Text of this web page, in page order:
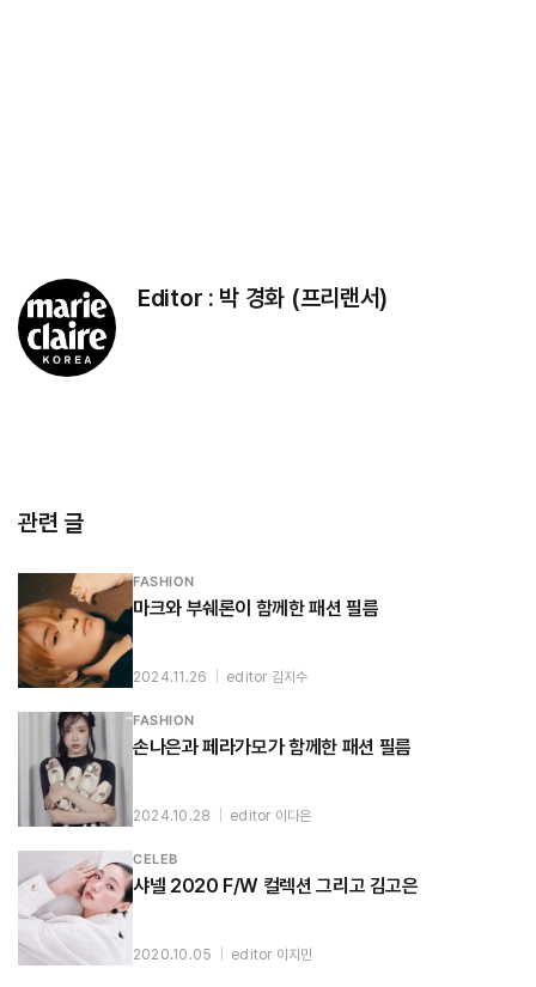
Editor : 박 경화 (프리랜서)
관련 글
FASHION
마크와 부쉐론이 함께한 패션 필름
2024.11.26 editor 김지수
FASHION
손나은과 페라가모가 함께한 패션 필름
2024.10.28 editor 이다은
CELEB
샤넬 2020 F/W 컬렉션 그리고 김고은
2020.10.05 editor 이지민